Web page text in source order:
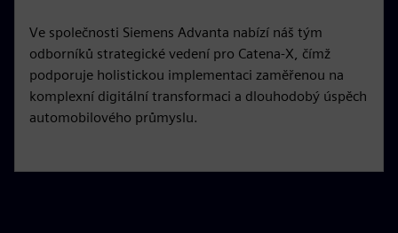
Ve společnosti Siemens Advanta nabízí náš tým
odborníků strategické vedení pro Catena-X, čímž
podporuje holistickou implementaci zaměřenou na
komplexní digitální transformaci a dlouhodobý úspěch
automobilového průmyslu.